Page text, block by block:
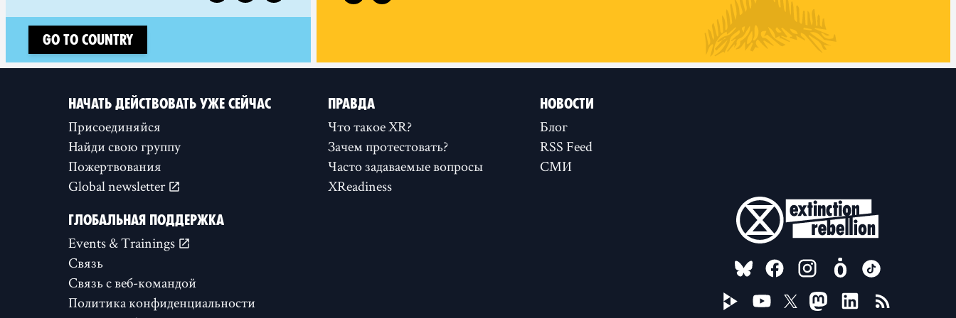
Go to country
НАЧАТЬ ДЕЙСТВОВАТЬ УЖЕ СЕЙЧАС
Присоединяйся
Найди свою группу
Пожертвования
Global newsletter
ПРАВДА
Что такое XR?
Зачем протестовать?
Часто задаваемые вопросы
XReadiness
НОВОСТИ
Блог
RSS Feed
СМИ
ГЛОБАЛЬНАЯ ПОДДЕРЖКА
Events & Trainings
Связь
Связь с веб-командой
Политика конфиденциальности
FOLLOW US ON